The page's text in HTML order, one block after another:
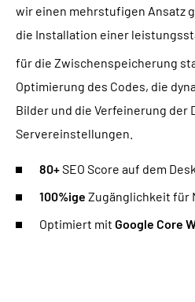
wir einen mehrstufigen Ansatz
die Installation einer
für die Zwischenspeicherung
Optimierung des Codes, die
Bilder und die Verfeinerung der
Servereinstellungen.
80+SEO Score auf dem
100%ige Zugänglichkeit für
Optimiert mit Google Core